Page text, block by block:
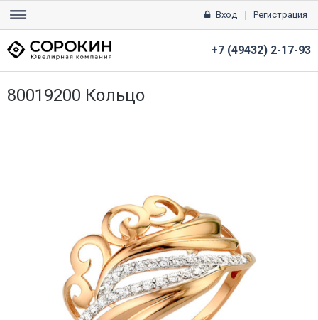
Вход Регистрация
+7 (49432) 2-17-93
80019200 Кольцо